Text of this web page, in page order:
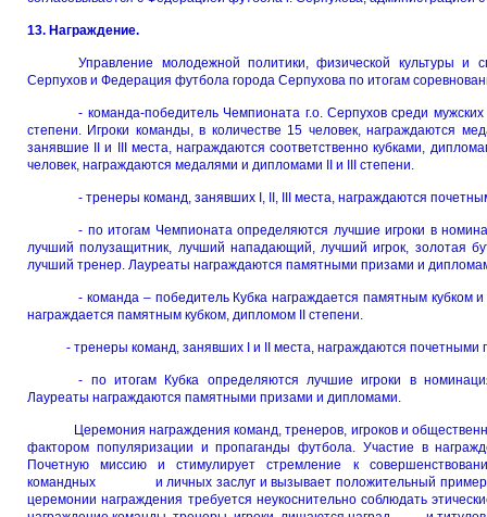
13. Награждение.
Управление молодежной политики, физической культуры и
Серпухов и Федерация футбола города Серпухова по итогам
- команда-победитель Чемпионата г.о. Серпухов среди
степени. Игроки команды, в количестве 15 человек, награждаются
занявшие II и III места, награждаются соответственно кубками,
человек, награждаются медалями и дипломами II и III степени.
- тренеры команд, занявших I, II, III места, награждаются
- по итогам Чемпионата определяются лучшие игроки в
лучший полузащитник, лучший нападающий, лучший игрок, золотая
лучший тренер. Лауреаты награждаются памятными призами и
- команда – победитель Кубка награждается памятным
награждается памятным кубком, дипломом II степени.
- тренеры команд, занявших I и II места, награждаются почетными
- по итогам Кубка определяются лучшие игроки в
Лауреаты награждаются памятными призами и дипломами.
Церемония награждения команд, тренеров, игроков и
фактором популяризации и пропаганды футбола. Участие в
Почетную миссию и стимулирует стремление к
командных и личных заслуг и вызывает положительный
церемонии награждения требуется неукоснительно соблюдать